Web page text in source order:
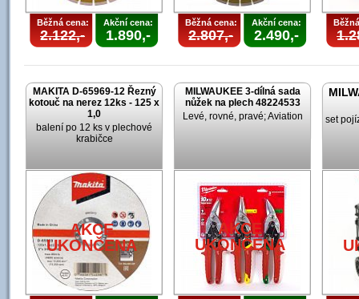
Běžná cena:
2.122,-
Akční cena:
1.890,-
Běžná cena:
2.807,-
Akční cena:
2.490,-
MAKITA D-65969-12 Řezný
kotouč na nerez 12ks - 125 x
1,0
balení po 12 ks v plechové
krabičce
AKCE
UKONČENA
MILWAUKEE 3-dílná sada
nůžek na plech 48224533
Levé, rovné, pravé; Aviation
AKCE
UKONČENA
set